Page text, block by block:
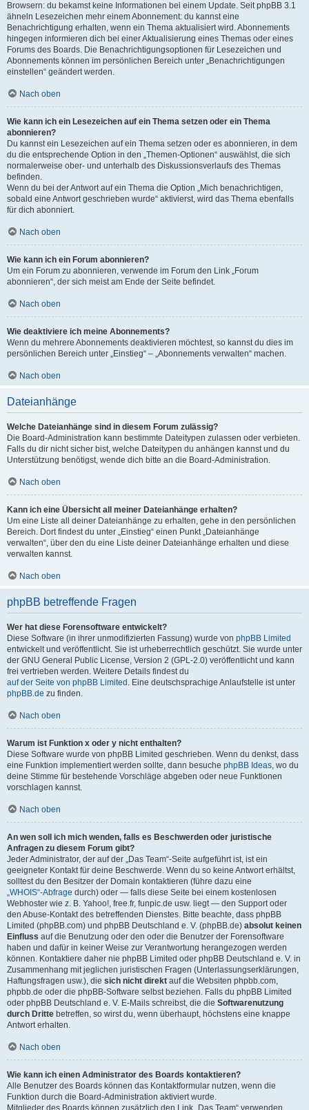
Browsern: du bekamst keine Informationen bei einem Update. Seit phpBB 3.1
ähneln Lesezeichen mehr einem Abonnement: du kannst eine
Benachrichtigung erhalten, wenn ein Thema aktualisiert wird. Abonnements
hingegen informieren dich bei einer Aktualisierung eines Themas oder eines
Forums des Boards. Die Benachrichtigungsoptionen für Lesezeichen und
Abonnements können im persönlichen Bereich unter „Benachrichtigungen
einstellen“ geändert werden.
Nach oben
Wie kann ich ein Lesezeichen auf ein Thema setzen oder ein Thema
abonnieren?
Du kannst ein Lesezeichen auf ein Thema setzen oder es abonnieren, in dem
du die entsprechende Option in den „Themen-Optionen“ auswählst, die sich
normalerweise ober- und unterhalb des Diskussionsverlaufs des Themas
befinden.
Wenn du bei der Antwort auf ein Thema die Option „Mich benachrichtigen,
sobald eine Antwort geschrieben wurde“ aktivierst, wird das Thema ebenfalls
für dich abonniert.
Nach oben
Wie kann ich ein Forum abonnieren?
Um ein Forum zu abonnieren, verwende im Forum den Link „Forum
abonnieren“, der sich meist am Ende der Seite befindet.
Nach oben
Wie deaktiviere ich meine Abonnements?
Wenn du mehrere Abonnements deaktivieren möchtest, so kannst du dies im
persönlichen Bereich unter „Einstieg“ – „Abonnements verwalten“ machen.
Nach oben
Dateianhänge
Welche Dateianhänge sind in diesem Forum zulässig?
Die Board-Administration kann bestimmte Dateitypen zulassen oder verbieten.
Falls du dir nicht sicher bist, welche Dateitypen du anhängen kannst und du
Unterstützung benötigst, wende dich bitte an die Board-Administration.
Nach oben
Kann ich eine Übersicht all meiner Dateianhänge erhalten?
Um eine Liste all deiner Dateianhänge zu erhalten, gehe in den persönlichen
Bereich. Dort findest du unter „Einstieg“ einen Punkt „Dateianhänge
verwalten“, über den du eine Liste deiner Dateianhänge erhalten und diese
verwalten kannst.
Nach oben
phpBB betreffende Fragen
Wer hat diese Forensoftware entwickelt?
Diese Software (in ihrer unmodifizierten Fassung) wurde von phpBB Limited
entwickelt und veröffentlicht. Sie ist urheberrechtlich geschützt. Sie wurde unter
der GNU General Public License, Version 2 (GPL-2.0) veröffentlicht und kann
frei vertrieben werden. Weitere Details findest du
auf der Seite von phpBB Limited . Eine deutschsprachige Anlaufstelle ist unter
phpBB.de zu finden.
Nach oben
Warum ist Funktion x oder y nicht enthalten?
Diese Software wurde von phpBB Limited geschrieben. Wenn du denkst, dass
eine Funktion implementiert werden sollte, dann besuche phpBB Ideas, wo du
deine Stimme für bestehende Vorschläge abgeben oder neue Funktionen
vorschlagen kannst.
Nach oben
An wen soll ich mich wenden, falls es Beschwerden oder juristische
Anfragen zu diesem Forum gibt?
Jeder Administrator, der auf der „Das Team“-Seite aufgeführt ist, ist ein
geeigneter Kontakt für deine Beschwerde. Wenn du so keine Antwort erhältst,
solltest du den Besitzer der Domain kontaktieren (führe dazu eine
„WHOIS“-Abfrage durch) oder — falls diese Seite bei einem kostenlosen
Webhoster wie z. B. Yahoo!, free.fr, funpic.de usw. liegt — den Support oder
den Abuse-Kontakt des betreffenden Dienstes. Bitte beachte, dass phpBB
Limited (phpBB.com) und phpBB Deutschland e. V. (phpBB.de) absolut keinen
Einfluss auf die Benutzung oder den oder die Benutzer der Forensoftware
haben und dafür in keiner Weise zur Verantwortung herangezogen werden
können. Kontaktiere daher nie phpBB Limited oder phpBB Deutschland e. V. in
Zusammenhang mit jeglichen juristischen Fragen (Unterlassungserklärungen,
Haftungsfragen usw.), die sich nicht direkt auf die Websiten phpbb.com,
phpbb.de oder die phpBB-Software selbst beziehen. Falls du phpBB Limited
oder phpBB Deutschland e. V. E-Mails schreibst, die die Softwarenutzung
durch Dritte betreffen, so wirst du, wenn überhaupt, höchstens eine knappe
Antwort erhalten.
Nach oben
Wie kann ich einen Administrator des Boards kontaktieren?
Alle Benutzer des Boards können das Kontaktformular nutzen, wenn die
Funktion durch die Board-Administration aktiviert wurde.
Mitglieder des Boards können zusätzlich den Link „Das Team“ verwenden.